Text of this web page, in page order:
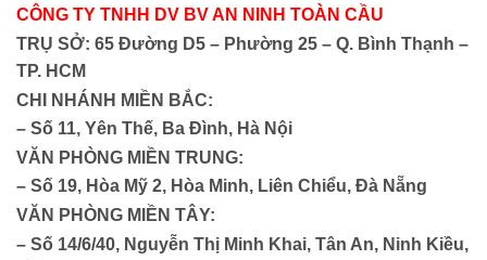
CÔNG TY TNHH DV BV AN NINH TOÀN CẦU
TRỤ SỞ: 65 Đường D5 – Phường 25 – Q. Bình Thạnh –
TP. HCM
CHI NHÁNH MIỀN BẮC:
– Số 11, Yên Thế, Ba Đình, Hà Nội
VĂN PHÒNG MIỀN TRUNG:
– Số 19, Hòa Mỹ 2, Hòa Minh, Liên Chiểu, Đà Nẵng
VĂN PHÒNG MIỀN TÂY:
– Số 14/6/40, Nguyễn Thị Minh Khai, Tân An, Ninh Kiều,